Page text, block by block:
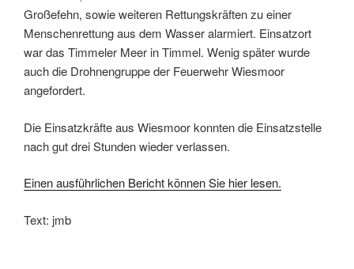
Großefehn, sowie weiteren Rettungskräften zu einer
Menschenrettung aus dem Wasser alarmiert. Einsatzort
war das Timmeler Meer in Timmel. Wenig später wurde
auch die Drohnengruppe der Feuerwehr Wiesmoor
angefordert.
Die Einsatzkräfte aus Wiesmoor konnten die Einsatzstelle
nach gut drei Stunden wieder verlassen.
Einen ausführlichen Bericht können Sie hier lesen.
Text: jmb